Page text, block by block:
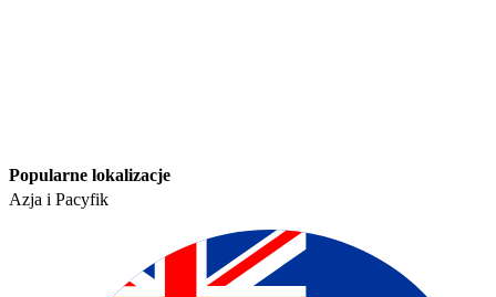
Popularne lokalizacje​​
Azja i Pacyfik​​